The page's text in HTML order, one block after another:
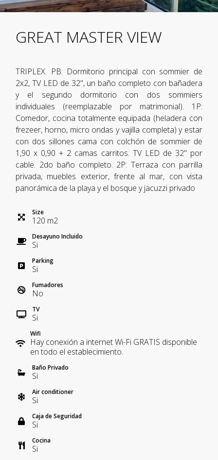
GREAT MASTER VIEW
TRIPLEX. PB: Dormitorio principal con sommier de
2x2, TV LED de 32", un baño completo con bañadera
y el segundo dormitorio con dos sommiers
individuales (reemplazable por matrimonial). 1P:
Comedor, cocina totalmente equipada (heladera con
frezeer, horno, micro ondas y vajilla completa) y estar
con dos sillones cama con colchón de sommier de
1,90 x 0,90 + 2 camas carritos. TV LED de 32" por
cable. 2do baño completo. 2P: Terraza con parrilla
privada, muebles exterior, frente al mar, con vista
panorámica de la playa y el bosque y jacuzzi privado
Size
120 m2
Desayuno Incluido
Si
Parking
Si
Fumadores
No
TV
Si
Wifi
Hay conexión a internet Wi-Fi GRATIS disponible
en todo el establecimiento.
Baño Privado
Si
Air conditioner
Si
Caja de Seguridad
Si
Cocina
Si